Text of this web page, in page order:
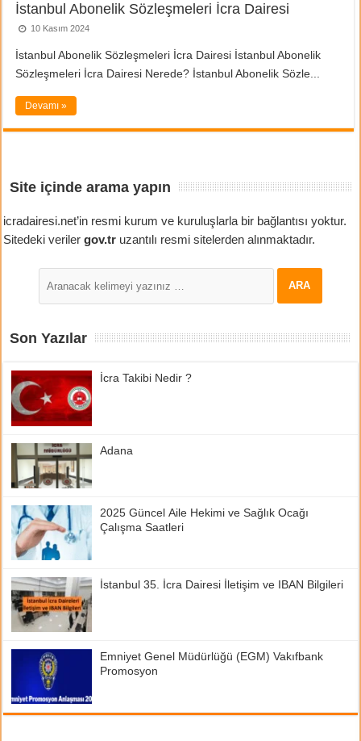
İstanbul Abonelik Sözleşmeleri İcra Dairesi
10 Kasım 2024
İstanbul Abonelik Sözleşmeleri İcra Dairesi İstanbul Abonelik
Sözleşmeleri İcra Dairesi Nerede? İstanbul Abonelik Sözle...
Devamı »
Site içinde arama yapın
icradairesi.net’in resmi kurum ve kuruluşlarla bir bağlantısı yoktur.
Sitedeki verilergov.tr uzantılı resmi sitelerden alınmaktadır.
Son Yazılar
İcra Takibi Nedir ?
Adana
2025 Güncel Aile Hekimi ve Sağlık Ocağı
Çalışma Saatleri
İstanbul 35. İcra Dairesi İletişim ve IBAN Bilgileri
Emniyet Genel Müdürlüğü (EGM) Vakıfbank
Promosyon